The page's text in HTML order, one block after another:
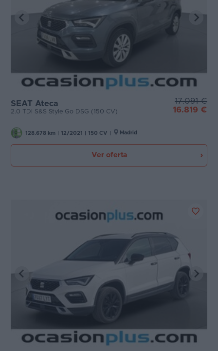
SEAT Ateca
2.0 TDI S&S Style Go DSG (150 CV)
17.091 €
16.819 €
128.678 km 12/2021 150 CV Madrid
Ver oferta